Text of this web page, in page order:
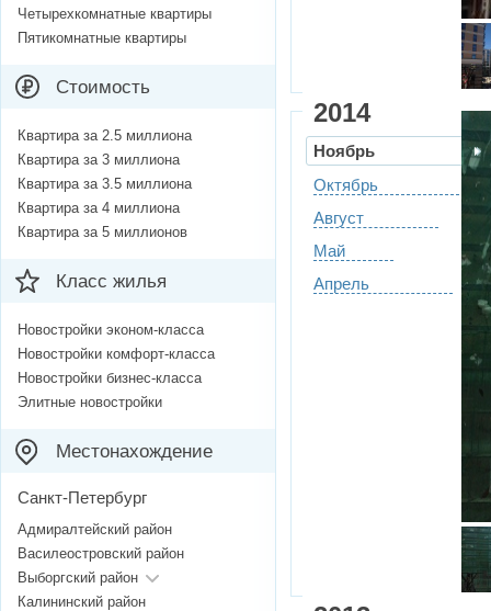
2014
Ноябрь
Октябрь
Август
Май
Апрель
Четырехкомнатные квартиры
Пятикомнатные квартиры
Стоимость
Квартира за 2.5 миллиона
Квартира за 3 миллиона
Квартира за 3.5 миллиона
Квартира за 4 миллиона
Квартира за 5 миллионов
Класс жилья
Новостройки эконом-класса
Новостройки комфорт-класса
Новостройки бизнес-класса
Элитные новостройки
Местонахождение
Санкт-Петербург
Адмиралтейский район
Василеостровский район
Выборгский район
Калининский район